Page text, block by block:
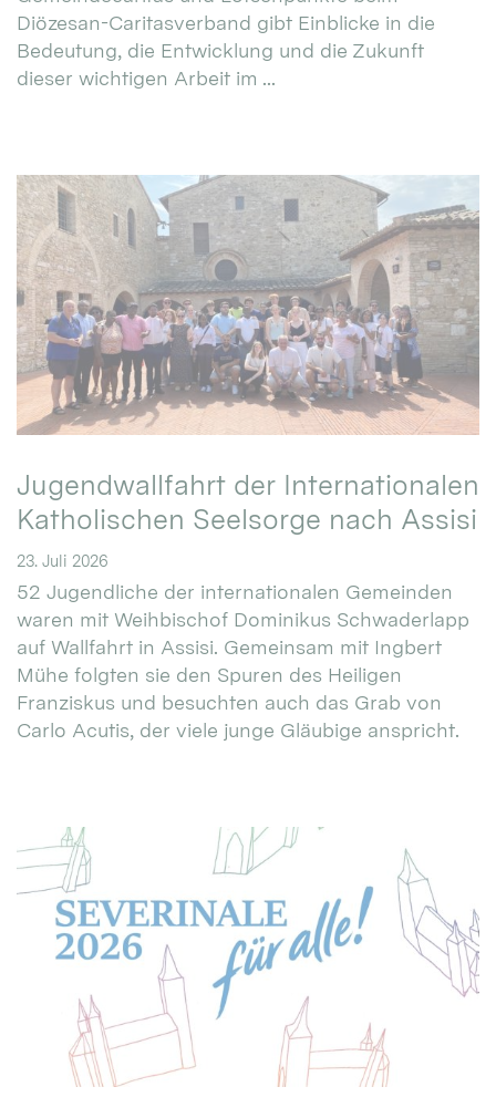
Diözesan-Caritasverband gibt Einblicke in die
Bedeutung, die Entwicklung und die Zukunft
dieser wichtigen Arbeit im ...
Jugendwallfahrt der Internationalen
Katholischen Seelsorge nach Assisi
23. Juli 2026
52 Jugendliche der internationalen Gemeinden
waren mit Weihbischof Dominikus Schwaderlapp
auf Wallfahrt in Assisi. Gemeinsam mit Ingbert
Mühe folgten sie den Spuren des Heiligen
Franziskus und besuchten auch das Grab von
Carlo Acutis, der viele junge Gläubige anspricht.